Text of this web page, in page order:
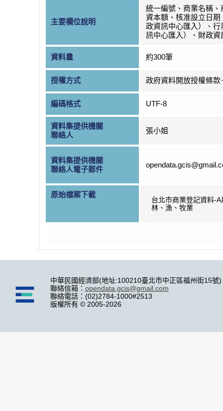
主要欄位說明
統一編號、商業名稱、
資本額、核准設立日期
政資訊中心匯入）、行
訊中心匯入）、財政資
資料量 約300筆
授權方式 政府資料開放授權條款
編碼格式 UTF-8
資料集提供機關
聯絡人
張小姐
資料集提供機關
聯絡人電子郵件
原始檔案下載
台北市商業登記資料-A
林、漁、牧業
中華民國經濟部(地址:100210臺北市中正區福州街15號)
聯絡信箱： opendata.gcis@gmail.com
聯絡電話：(02)2784-1000#2513
版權所有 © 2005-2026